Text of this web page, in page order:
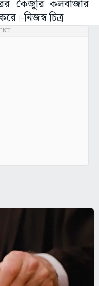
কৈজুরি কলবাজার
নিজস্ব চিত্র